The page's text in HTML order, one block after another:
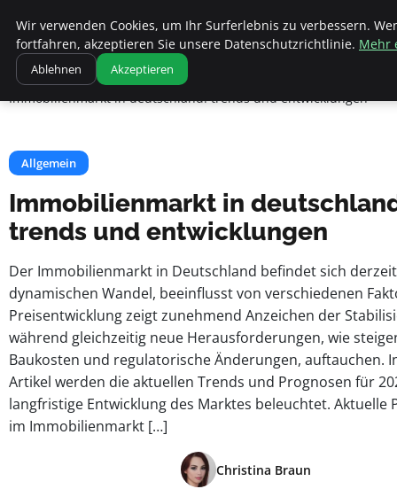
Apemania Shop
Startseite
Allgemein
Immobilienmarkt in deutschland: trends und entwicklungen
Allgemein
Immobilienmarkt in
trends und entwicklungen
Der Immobilienmarkt in Deutschland befindet sich
dynamischen Wandel, beeinflusst von verschiedenen
Preisentwicklung zeigt zunehmend Anzeichen der
während gleichzeitig neue Herausforderungen, wie
Baukosten und regulatorische Änderungen, auftauchen.
Artikel werden die aktuellen Trends und Prognosen für
langfristige Entwicklung des Marktes beleuchtet. Aktuelle
im Immobilienmarkt […]
Christina Braun
Wir verwenden Cookies, um Ihr Surferlebnis zu verbessern.
fortfahren, akzeptieren Sie unsere Datenschutzrichtlinie. Mehr
Ablehnen Akzeptieren